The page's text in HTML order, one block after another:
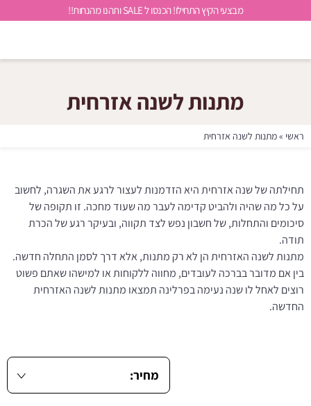
מבצעי הקיץ התחילו! הכנסו ל SALE ותהנו מהנחות!!
מתנות לשנה אזרחית
ראשי »מתנות לשנה אזרחית
תחילתה של שנה אזרחית היא הזדמנות לעצור לרגע את השגרה, לחשוב
על כל מה שהיה ולהביט קדימה לעבר מה שעוד מחכה. זו תקופה של
סיכומים והתחלות, של חשבון נפש לצד תקווה, ובעיקר רגע של הכרת
תודה.
מתנות לשנה האזרחית הן לא רק מתנות, אלא דרך לסמן התחלה חדשה.
בין אם מדובר בברכה לעובדים, מחווה ללקוחות או למישהו שאתם פשוט
רוצים לאחל לו שנה נעימה בפרלינה תמצאו מתנות לשנה האזרחית
החדשה.